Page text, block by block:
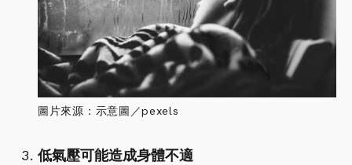
圖片來源：示意圖／pexels
低氣壓可能造成身體不適